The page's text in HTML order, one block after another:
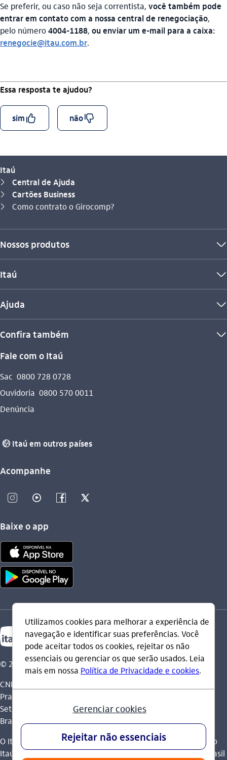
Se preferir, ou caso não seja correntista, você também pode
entrar em contato com a nossa central de renegociação,
pelo número4004-1188, ou enviar um e-mail para a caixa:
renegocie@itau.com.br.
Essa resposta te ajudou?
simcurtir_outline nãodescurtir_outline
Itaú
seta_direita Central de Ajuda
seta_direita Cartões Business
seta_direita
Você está aqui:
Como contrato o Girocomp?
Nossos produtos seta_baixo
Itaú seta_baixo
Ajuda seta_baixo
Confira também seta_baixo
Fale com o Itaú
Sac 0800 728 0728
Ouvidoria 0800 570 0011
Denúncia
globo_outline Itaú em outros países
Acompanhe
instagram_outline video_outline facebook_outline twitter_outline
Baixe o app
© 2026 Itaú Unibanco Holding S.A.
CNPJ: 60.872.504/0001-23
Praça Alfredo Egydio de Souza Aranha, 100, Torre Olavo
Setubal, Parque Jabaquara - CEP 04344-902 - São Paulo -
Brasil.
O Itaú Unibanco Holding S.A. é integrante do Conglomerado
Itaú Unibanco e possui autorização do Banco Central do Brasil